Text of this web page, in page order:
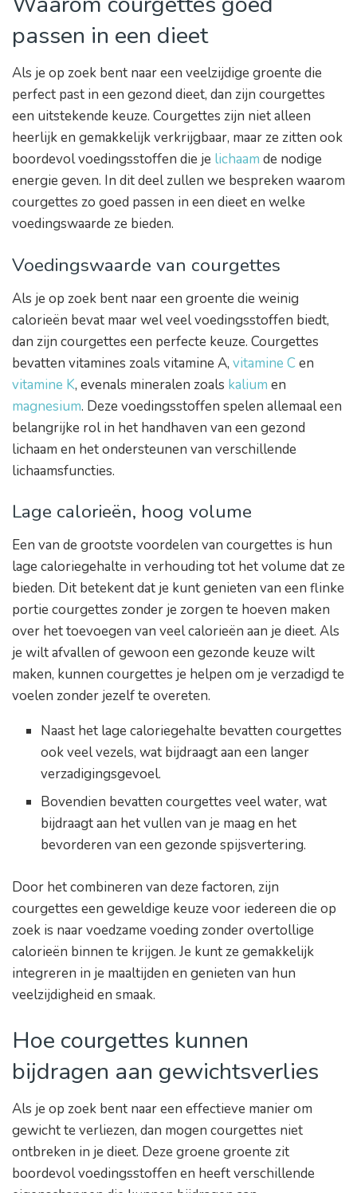
passen in een dieet
Als je op zoek bent naar een veelzijdige groente die
perfect past in een gezond dieet, dan zijn courgettes
een uitstekende keuze. Courgettes zijn niet alleen
heerlijk en gemakkelijk verkrijgbaar, maar ze zitten ook
boordevol voedingsstoffen die je lichaam de nodige
energie geven. In dit deel zullen we bespreken waarom
courgettes zo goed passen in een dieet en welke
voedingswaarde ze bieden.
Voedingswaarde van courgettes
Als je op zoek bent naar een groente die weinig
calorieën bevat maar wel veel voedingsstoffen biedt,
dan zijn courgettes een perfecte keuze. Courgettes
bevatten vitamines zoals vitamine A, vitamine C en
vitamine K, evenals mineralen zoals kalium en
magnesium. Deze voedingsstoffen spelen allemaal een
belangrijke rol in het handhaven van een gezond
lichaam en het ondersteunen van verschillende
lichaamsfuncties.
Lage calorieën, hoog volume
Een van de grootste voordelen van courgettes is hun
lage caloriegehalte in verhouding tot het volume dat ze
bieden. Dit betekent dat je kunt genieten van een flinke
portie courgettes zonder je zorgen te hoeven maken
over het toevoegen van veel calorieën aan je dieet. Als
je wilt afvallen of gewoon een gezonde keuze wilt
maken, kunnen courgettes je helpen om je verzadigd te
voelen zonder jezelf te overeten.
Naast het lage caloriegehalte bevatten courgettes
ook veel vezels, wat bijdraagt ​​aan een langer
verzadigingsgevoel.
Bovendien bevatten courgettes veel water, wat
bijdraagt ​​aan het vullen van je maag en het
bevorderen van een gezonde spijsvertering.
Door het combineren van deze factoren, zijn
courgettes een geweldige keuze voor iedereen die op
zoek is naar voedzame voeding zonder overtollige
calorieën binnen te krijgen. Je kunt ze gemakkelijk
integreren in je maaltijden en genieten van hun
veelzijdigheid en smaak.
Hoe courgettes kunnen
bijdragen aan gewichtsverlies
Als je op zoek bent naar een effectieve manier om
gewicht te verliezen, dan mogen courgettes niet
ontbreken in je dieet. Deze groene groente zit
boordevol voedingsstoffen en heeft verschillende